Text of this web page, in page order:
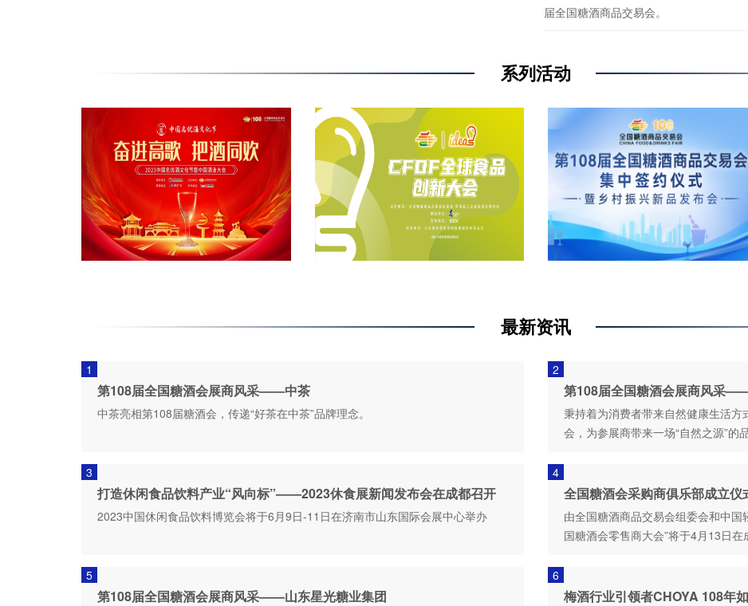
届全国糖酒商品交易会。
系列活动
最新资讯
1
第108届全国糖酒会展商风采——中茶
中茶亮相第108届糖酒会，传递“好茶在中茶”品牌理念。
2
第108届全国糖酒会展商风采
秉持着为消费者带来自然健康生活
会，为参展商带来一场“自然之源”的
3
打造休闲食品饮料产业“风向标”——2023休食展新闻发布会在成都召开
2023中国休闲食品饮料博览会将于6月9日-11日在济南市山东国际会展中心举办
4
全国糖酒会采购商俱乐部成立
由全国糖酒商品交易会组委会和中
国糖酒会零售商大会”将于4月13日在
5
第108届全国糖酒会展商风采——山东星光糖业集团
6
梅酒行业引领者CHOYA 108年